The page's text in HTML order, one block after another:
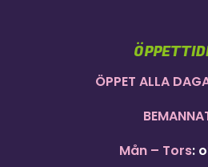
ÖPPET ALLA
Mån – Tors: